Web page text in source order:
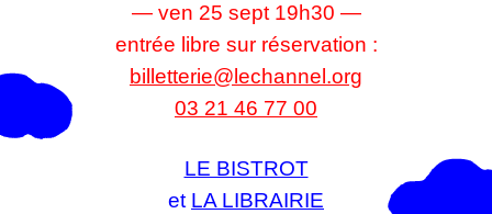
— ven 25 sept 19h30 —
entrée libre sur réservation :
billetterie@lechannel.org
03 21 46 77 00
LE BISTROT
et LA LIBRAIRIE